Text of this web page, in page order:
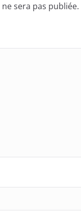
sera pas publiée.